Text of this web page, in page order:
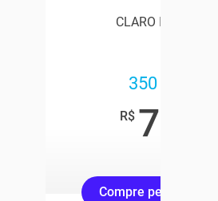
CLARO INTERNET
350 Mega
R$ 79
Compre pelo